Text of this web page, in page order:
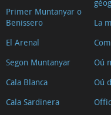
Primer Muntanyar o
Benissero
El Arenal
Segon Muntanyar
Cala Blanca
Cala Sardinera
La
Oú
Oú